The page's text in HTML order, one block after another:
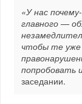
«У нас
главного —
чтобы те уже
попробовать
заседании.